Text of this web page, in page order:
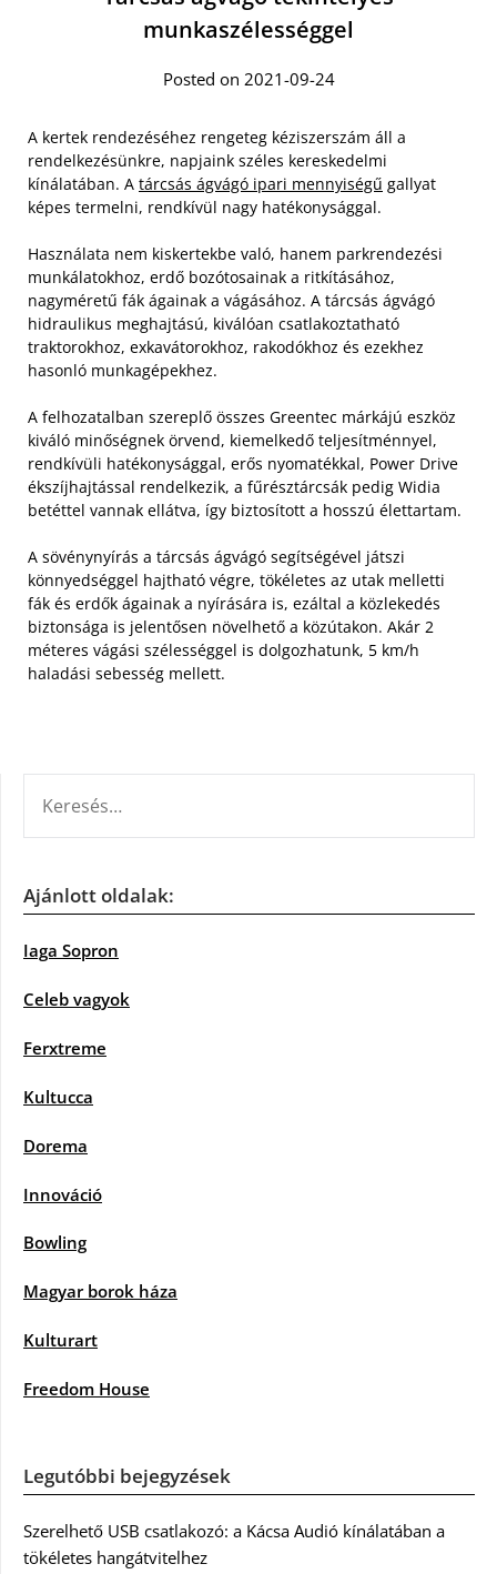
munkaszélességgel
Posted on 2021-09-24
A kertek rendezéséhez rengeteg kéziszerszám áll a
rendelkezésünkre, napjaink széles kereskedelmi
kínálatában. A tárcsás ágvágó ipari mennyiségű gallyat
képes termelni, rendkívül nagy hatékonysággal.
Használata nem kiskertekbe való, hanem parkrendezési
munkálatokhoz, erdő bozótosainak a ritkításához,
nagyméretű fák ágainak a vágásához. A tárcsás ágvágó
hidraulikus meghajtású, kiválóan csatlakoztatható
traktorokhoz, exkavátorokhoz, rakodókhoz és ezekhez
hasonló munkagépekhez.
A felhozatalban szereplő összes Greentec márkájú eszköz
kiváló minőségnek örvend, kiemelkedő teljesítménnyel,
rendkívüli hatékonysággal, erős nyomatékkal, Power Drive
ékszíjhajtással rendelkezik, a fűrésztárcsák pedig Widia
betéttel vannak ellátva, így biztosított a hosszú élettartam.
A sövénynyírás a tárcsás ágvágó segítségével játszi
könnyedséggel hajtható végre, tökéletes az utak melletti
fák és erdők ágainak a nyírására is, ezáltal a közlekedés
biztonsága is jelentősen növelhető a közútakon. Akár 2
méteres vágási szélességgel is dolgozhatunk, 5 km/h
haladási sebesség mellett.
Ajánlott oldalak:
Iaga Sopron
Celeb vagyok
Ferxtreme
Kultucca
Dorema
Innováció
Bowling
Magyar borok háza
Kulturart
Freedom House
Legutóbbi bejegyzések
Szerelhető USB csatlakozó: a Kácsa Audió kínálatában a
tökéletes hangátvitelhez